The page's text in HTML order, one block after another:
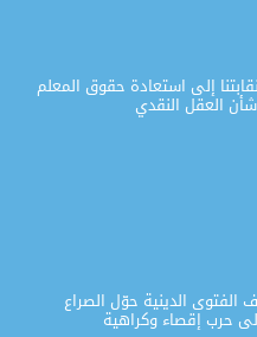
إلى استعادة حقوق المعلم
العقل النقدي
الدينية حوّل الصراع
حرب إقصاء وكراهية